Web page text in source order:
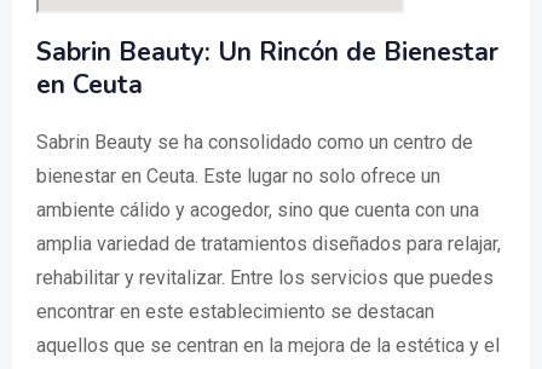
Sabrin Beauty: Un Rincón de Bienestar
en Ceuta
Sabrin Beauty se ha consolidado como un centro de
bienestar en Ceuta. Este lugar no solo ofrece un
ambiente cálido y acogedor, sino que cuenta con una
amplia variedad de tratamientos diseñados para relajar,
rehabilitar y revitalizar. Entre los servicios que puedes
encontrar en este establecimiento se destacan
aquellos que se centran en la mejora de la estética y el